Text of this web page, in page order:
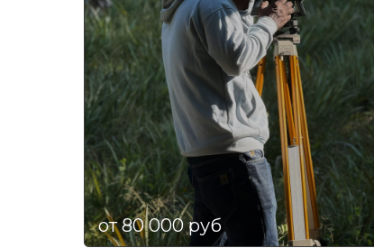
от 80 000 руб